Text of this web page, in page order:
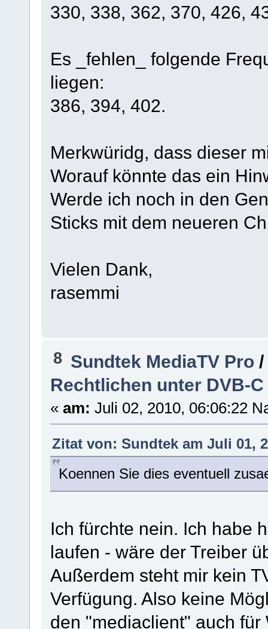
330, 338, 362, 370, 426,
Es _fehlen_ folgende
liegen:
386, 394, 402.
Merkwüridg, dass dieser
Worauf könnte das ein
Werde ich noch in den
Sticks mit dem neueren
Vielen Dank,
rasemmi
8 Sundtek MediaTV Pro
Rechtlichen unter DVB-C
« am: Juli 02, 2010, 06:06:22
Zitat von: Sundtek am Juli 01,
Koennen Sie dies eventuell
Ich fürchte nein. Ich habe
laufen - wäre der Treiber
Außerdem steht mir kein
Verfügung. Also keine
den "mediaclient" auch